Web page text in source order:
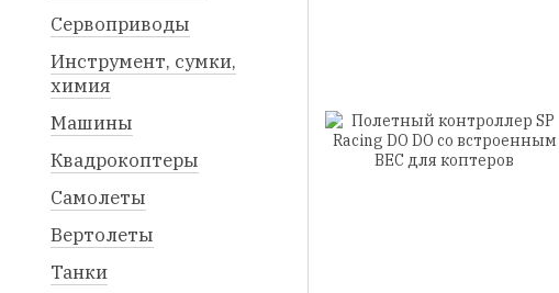
Сервоприводы
Инструмент, сумки,
химия
Машины
Квадрокоптеры
Самолеты
Вертолеты
Танки